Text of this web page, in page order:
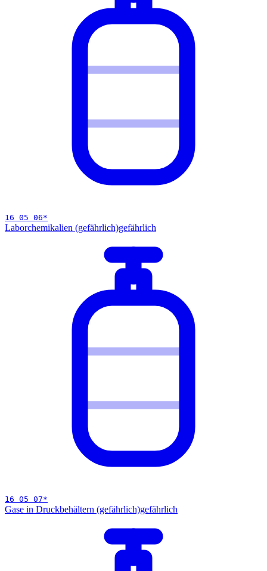
16 05 06*
Laborchemikalien (gefährlich)gefährlich
16 05 07*
Gase in Druckbehältern (gefährlich)gefährlich